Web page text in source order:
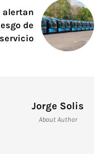
alertan
de
Jorge Solis
About Author